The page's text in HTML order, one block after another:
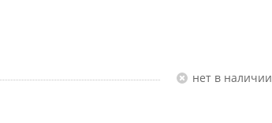
Нет в наличии